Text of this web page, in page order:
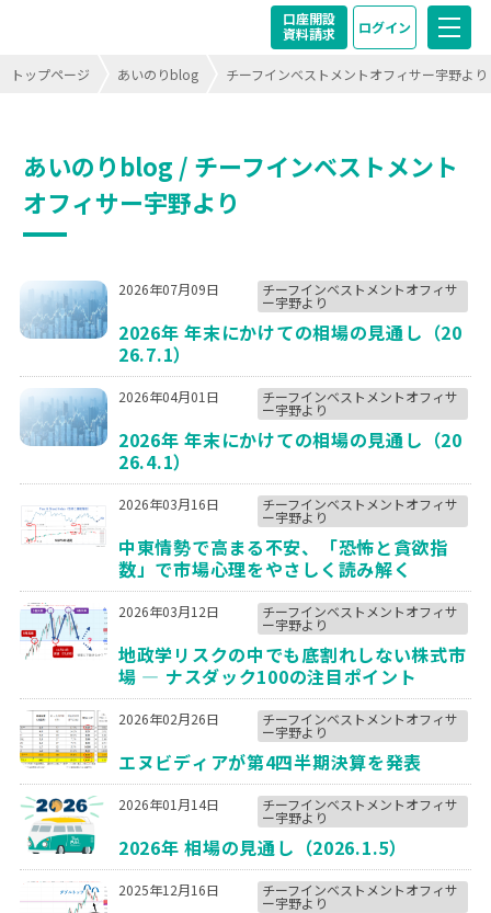
口座開設
資料請求
ログイン
トップページ あいのりblog チーフインベストメントオフィサー宇野より
あいのりblog / チーフインベストメント
オフィサー宇野より
2026年07月09日 チーフインベストメントオフィサ
ー宇野より
2026年 年末にかけての相場の見通し（20
26.7.1）
2026年04月01日 チーフインベストメントオフィサ
ー宇野より
2026年 年末にかけての相場の見通し（20
26.4.1）
2026年03月16日 チーフインベストメントオフィサ
ー宇野より
中東情勢で高まる不安、「恐怖と貪欲指
数」で市場心理をやさしく読み解く
2026年03月12日 チーフインベストメントオフィサ
ー宇野より
地政学リスクの中でも底割れしない株式市
場 ― ナスダック100の注目ポイント
2026年02月26日 チーフインベストメントオフィサ
ー宇野より
エヌビディアが第4四半期決算を発表
2026年01月14日 チーフインベストメントオフィサ
ー宇野より
2026年 相場の見通し（2026.1.5）
2025年12月16日 チーフインベストメントオフィサ
ー宇野より